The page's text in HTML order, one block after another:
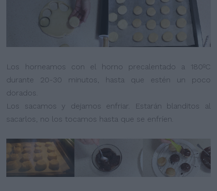
Los horneamos con el horno precalentado a 180ºC
durante 20-30 minutos, hasta que estén un poco
dorados.
Los sacamos y dejamos enfriar. Estarán blanditos al
sacarlos, no los tocamos hasta que se enfríen.